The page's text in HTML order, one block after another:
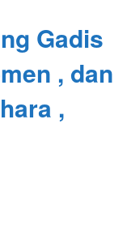
Gadis
, dan
,